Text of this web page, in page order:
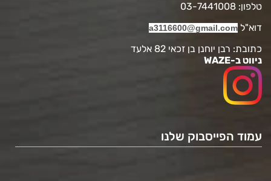
טלפון: 03-7441008
דוא"ל a3116600@gmail.com
כתובת: רבן יוחנן בן זכאי 82 אלעד
ניווט ב-WAZE
עמוד הפייסבוק שלנו